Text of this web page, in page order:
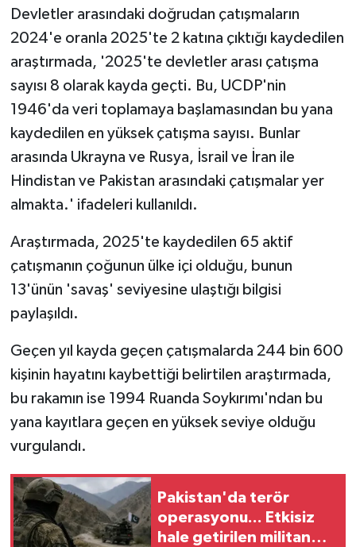
Devletler arasındaki doğrudan çatışmaların
2024'e oranla 2025'te 2 katına çıktığı kaydedilen
araştırmada, '2025'te devletler arası çatışma
sayısı 8 olarak kayda geçti. Bu, UCDP'nin
1946'da veri toplamaya başlamasından bu yana
kaydedilen en yüksek çatışma sayısı. Bunlar
arasında Ukrayna ve Rusya, İsrail ve İran ile
Hindistan ve Pakistan arasındaki çatışmalar yer
almakta.' ifadeleri kullanıldı.
Araştırmada, 2025'te kaydedilen 65 aktif
çatışmanın çoğunun ülke içi olduğu, bunun
13'ünün 'savaş' seviyesine ulaştığı bilgisi
paylaşıldı.
Geçen yıl kayda geçen çatışmalarda 244 bin 600
kişinin hayatını kaybettiği belirtilen araştırmada,
bu rakamın ise 1994 Ruanda Soykırımı'ndan bu
yana kayıtlara geçen en yüksek seviye olduğu
vurgulandı.
Pakistan'da terör
operasyonu... Etkisiz
hale getirilen militan
SPOR
TEKNOLOJİ
TİCARET